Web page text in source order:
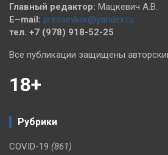
Главный редактор: Мацкевич А.В.
E–mail: pressevkor@yandex.ru
тел. +7 (978) 918-52-25
Все публикации защищены
18+
Рубрики
COVID-19 (861)